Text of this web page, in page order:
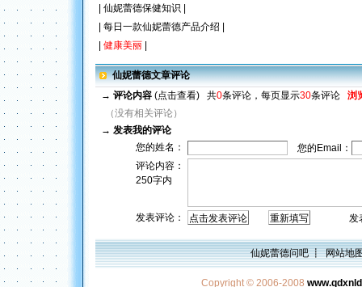
仙妮蕾德保健知识
每日一款仙妮蕾德产品介绍
健康美丽
仙妮蕾德文章评论
→ 评论内容 (点击查看) 共0条评论，每页显示30条评论 浏
（没有相关评论）
→ 发表我的评论
您的姓名：
您的Email：
评论内容：
250字内
发表评论： 发表
仙妮蕾德问吧┋网站地
Copyright © 2006-2008